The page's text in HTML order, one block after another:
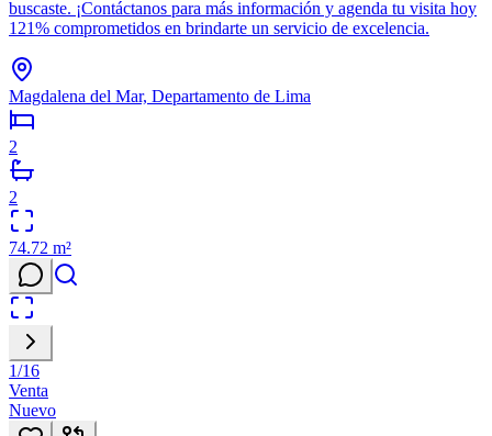
buscaste. ¡Contáctanos para más información y agenda tu visita hoy
121% comprometidos en brindarte un servicio de excelencia.
Magdalena del Mar, Departamento de Lima
2
2
74.72 m²
1/16
Venta
Nuevo